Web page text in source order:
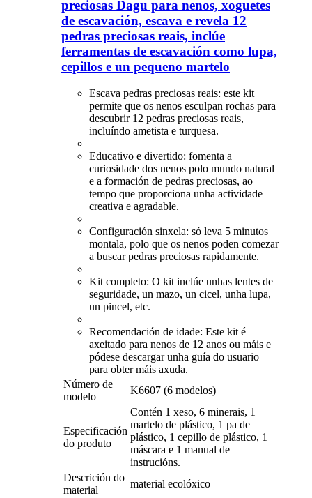
preciosas Dagu para nenos, xoguetes
de escavación, escava e revela 12
pedras preciosas reais, inclúe
ferramentas de escavación como lupa,
cepillos e un pequeno martelo
Escava pedras preciosas reais: este kit
permite que os nenos esculpan rochas para
descubrir 12 pedras preciosas reais,
incluíndo ametista e turquesa.
Educativo e divertido: fomenta a
curiosidade dos nenos polo mundo natural
e a formación de pedras preciosas, ao
tempo que proporciona unha actividade
creativa e agradable.
Configuración sinxela: só leva 5 minutos
montala, polo que os nenos poden comezar
a buscar pedras preciosas rapidamente.
Kit completo: O kit inclúe unhas lentes de
seguridade, un mazo, un cicel, unha lupa,
un pincel, etc.
Recomendación de idade: Este kit é
axeitado para nenos de 12 anos ou máis e
pódese descargar unha guía do usuario
para obter máis axuda.
Número de
modelo
K6607 (6 modelos)
Especificación
do produto
Contén 1 xeso, 6 minerais, 1
martelo de plástico, 1 pa de
plástico, 1 cepillo de plástico, 1
máscara e 1 manual de
instrucións.
Descrición do
material
material ecolóxico